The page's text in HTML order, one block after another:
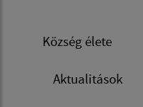
Község élete
Aktualitások